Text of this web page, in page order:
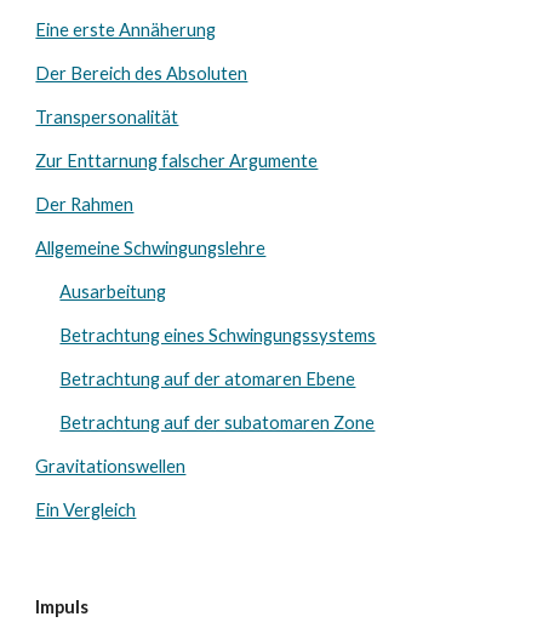
Eine erste Annäherung
Der Bereich des Absoluten
Transpersonalität
Zur Enttarnung falscher Argumente
Der Rahmen
Allgemeine Schwingungslehre
Ausarbeitung
Betrachtung eines Schwingungssystems
Betrachtung auf der atomaren Ebene
Betrachtung auf der subatomaren Zone
Gravitationswellen
Ein Vergleich
Impuls